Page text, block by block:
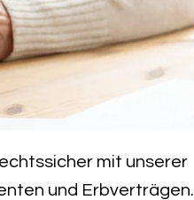
mit unserer
und Erbverträgen.